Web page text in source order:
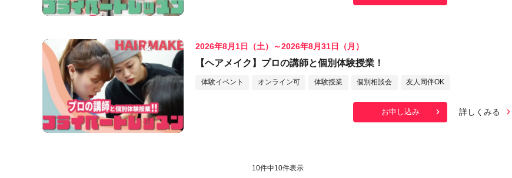
2026年8月1日（土）～2026年8月31日（月）
【ヘアメイク】プロの講師と個別体験授業！
体験イベント オンライン可 体験授業 個別相談会 友人同伴OK
お申し込み 詳しくみる
10件中10件表示